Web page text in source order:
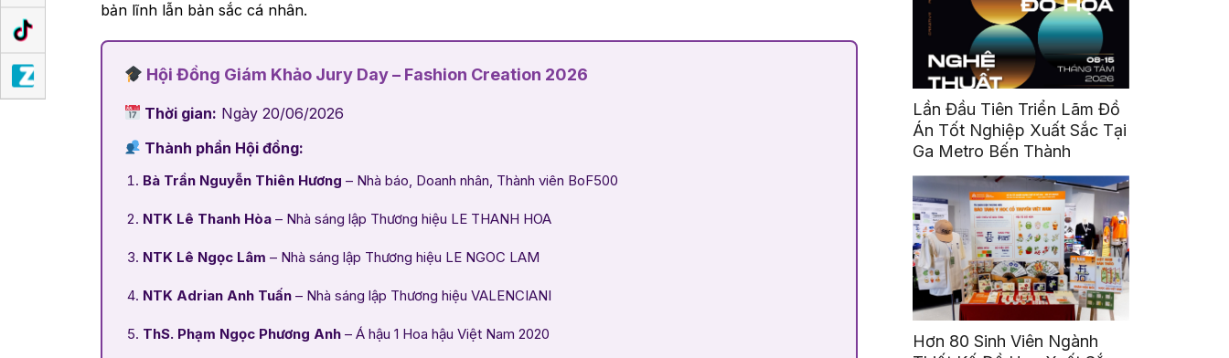
bản lĩnh lẫn bản sắc cá nhân.
Hội Đồng Giám Khảo Jury Day – Fashion Creation 2026
Thời gian: Ngày 20/06/2026
Thành phần Hội đồng:
Bà Trần Nguyễn Thiên Hương – Nhà báo, Doanh nhân, Thành viên BoF500
NTK Lê Thanh Hòa– Nhà sáng lập Thương hiệu LE THANH HOA
NTK Lê Ngọc Lâm – Nhà sáng lập Thương hiệu LE NGOC LAM
NTK Adrian Anh Tuấn– Nhà sáng lập Thương hiệu VALENCIANI
ThS. Phạm Ngọc Phương Anh– Á hậu 1 Hoa hậu Việt Nam 2020
Lần Đầu Tiên Triển Lãm Đồ
Án Tốt Nghiệp Xuất Sắc Tại
Ga Metro Bến Thành
Hơn 80 Sinh Viên Ngành